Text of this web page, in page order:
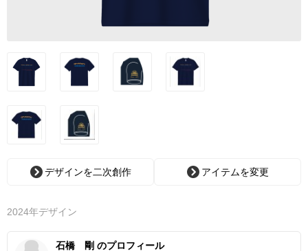
デザインを二次創作 アイテムを変更
2024年デザイン
石橋 剛 のプロフィール